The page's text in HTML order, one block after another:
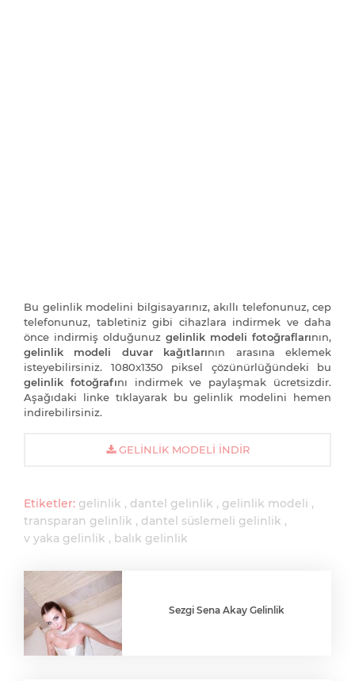
Bu gelinlik modelini bilgisayarınız, akıllı telefonunuz, cep
telefonunuz, tabletiniz gibi cihazlara indirmek ve daha
önce indirmiş olduğunuz gelinlik modeli fotoğraflarının,
gelinlik modeli duvar kağıtlarının arasına eklemek
isteyebilirsiniz. 1080x1350 piksel çözünürlüğündeki bu
gelinlik fotoğrafını indirmek ve paylaşmak ücretsizdir.
Aşağıdaki linke tıklayarak bu gelinlik modelini hemen
indirebilirsiniz.
GELINLIK MODELI İNDIR
Etiketler: gelinlik dantel gelinlik
gelinlik modeli
transparan gelinlik
dantel süslemeli gelinlik
v yaka gelinlik
balık gelinlik
Sezgi Sena Akay Gelinlik